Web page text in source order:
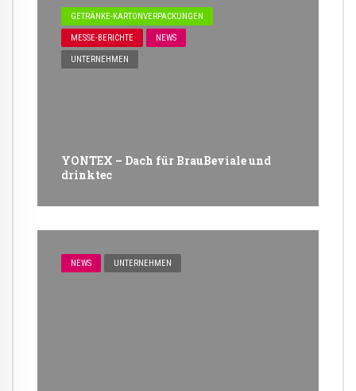
GETRÄNKE-KARTONVERPACKUNGEN
MESSE-BERICHTE NEWS
UNTERNEHMEN
YONTEX – Dach für BrauBeviale und
drinktec
NEWS UNTERNEHMEN